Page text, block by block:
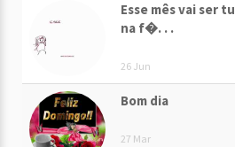
Esse mês vai ser
na f�. . .
26 Jun
Bom dia
27 Mar